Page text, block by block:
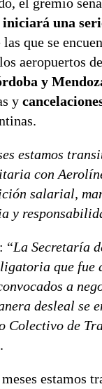
una
las que se
aeropuertos de
y
y
estamos
con
salarial,
y
“La Secretaría
que fue
a
desleal se
Colectivo de
.
estamos